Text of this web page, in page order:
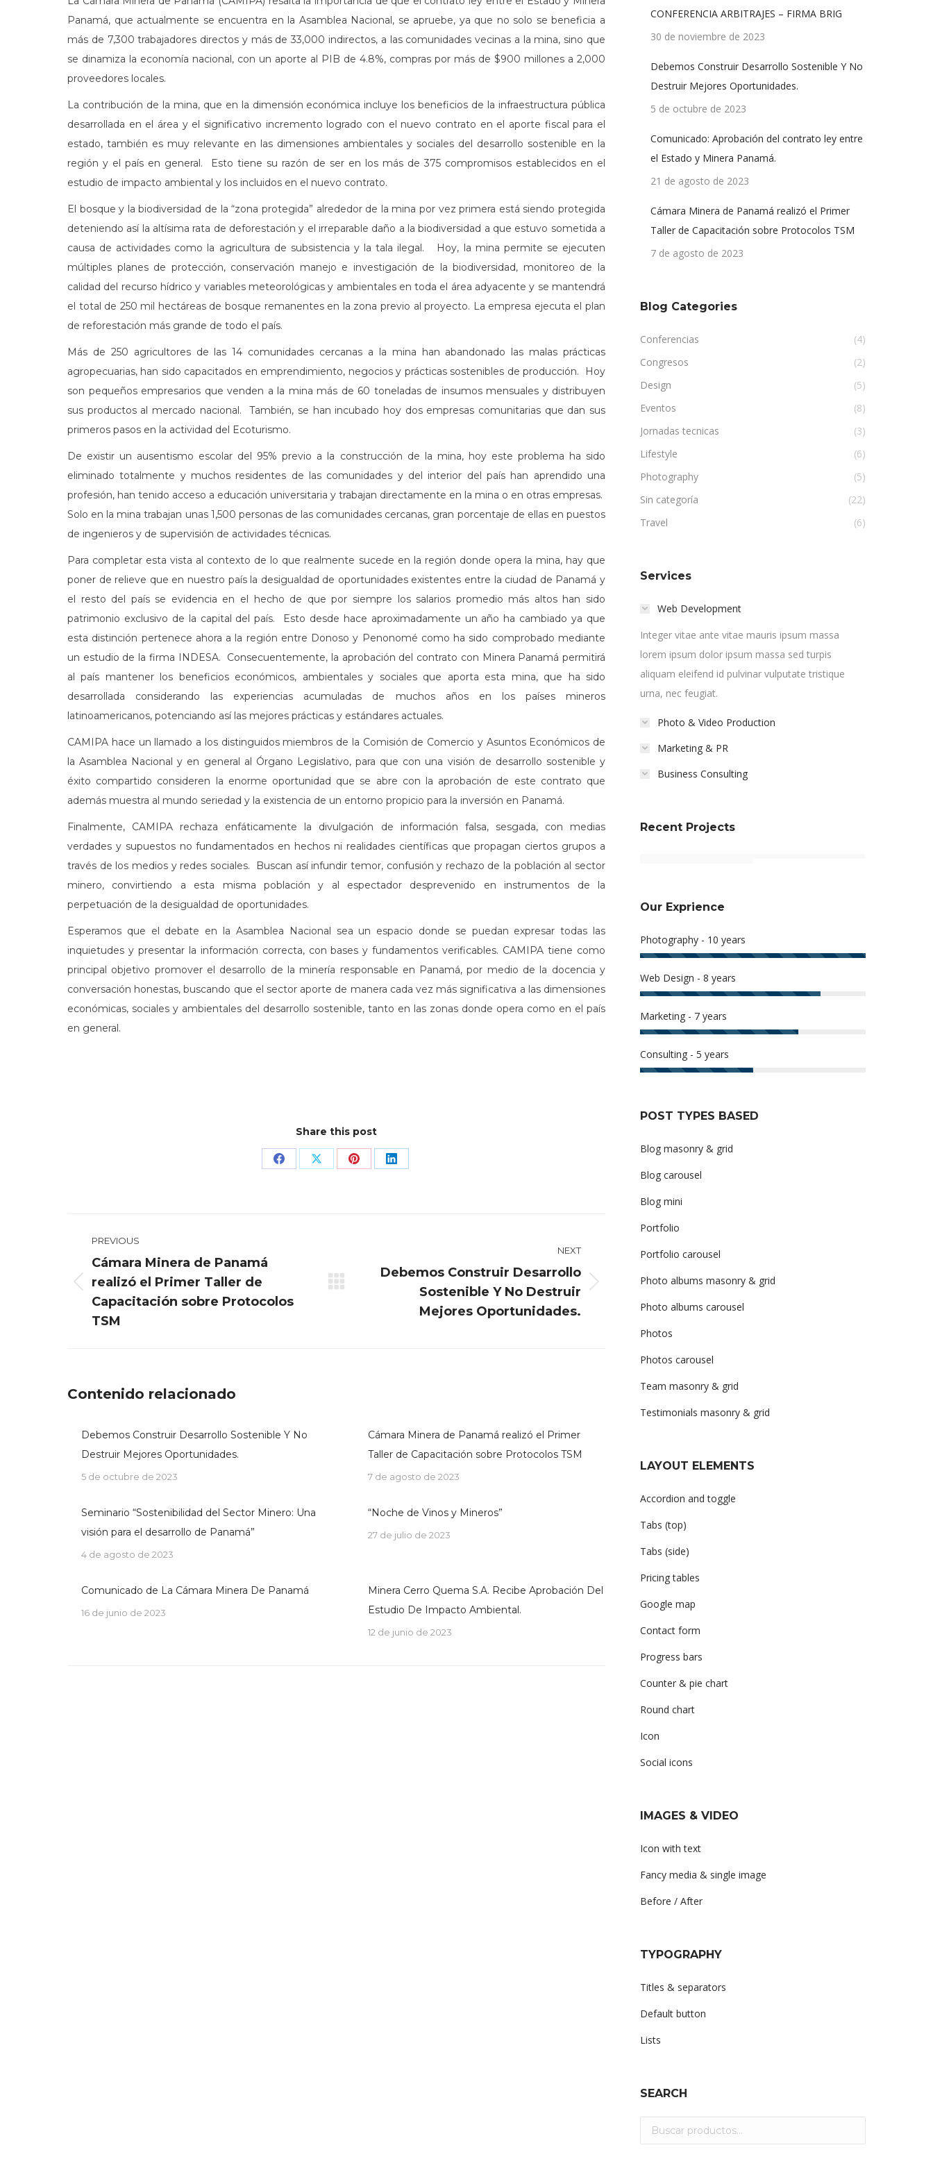
Panamá, que actualmente se encuentra en la Asamblea Nacional, se apruebe, ya que no solo se beneficia a
más de 7,300 trabajadores directos y más de 33,000 indirectos, a las comunidades vecinas a la mina, sino que
se dinamiza la economía nacional, con un aporte al PIB de 4.8%, compras por más de $900 millones a 2,000
proveedores locales.
La contribución de la mina, que en la dimensión económica incluye los beneficios de la infraestructura pública
desarrollada en el área y el significativo incremento logrado con el nuevo contrato en el aporte fiscal para el
estado, también es muy relevante en las dimensiones ambientales y sociales del desarrollo sostenible en la
región y el país en general. Esto tiene su razón de ser en los más de 375 compromisos establecidos en el
estudio de impacto ambiental y los incluidos en el nuevo contrato.
El bosque y la biodiversidad de la “zona protegida” alrededor de la mina por vez primera está siendo protegida
deteniendo así la altísima rata de deforestación y el irreparable daño a la biodiversidad a que estuvo sometida a
causa de actividades como la agricultura de subsistencia y la tala ilegal. Hoy, la mina permite se ejecuten
múltiples planes de protección, conservación manejo e investigación de la biodiversidad, monitoreo de la
calidad del recurso hídrico y variables meteorológicas y ambientales en toda el área adyacente y se mantendrá
el total de 250 mil hectáreas de bosque remanentes en la zona previo al proyecto. La empresa ejecuta el plan
de reforestación más grande de todo el país.
Más de 250 agricultores de las 14 comunidades cercanas a la mina han abandonado las malas prácticas
agropecuarias, han sido capacitados en emprendimiento, negocios y prácticas sostenibles de producción. Hoy
son pequeños empresarios que venden a la mina más de 60 toneladas de insumos mensuales y distribuyen
sus productos al mercado nacional. También, se han incubado hoy dos empresas comunitarias que dan sus
primeros pasos en la actividad del Ecoturismo.
De existir un ausentismo escolar del 95% previo a la construcción de la mina, hoy este problema ha sido
eliminado totalmente y muchos residentes de las comunidades y del interior del país han aprendido una
profesión, han tenido acceso a educación universitaria y trabajan directamente en la mina o en otras empresas.
Solo en la mina trabajan unas 1,500 personas de las comunidades cercanas, gran porcentaje de ellas en puestos
de ingenieros y de supervisión de actividades técnicas.
Para completar esta vista al contexto de lo que realmente sucede en la región donde opera la mina, hay que
poner de relieve que en nuestro país la desigualdad de oportunidades existentes entre la ciudad de Panamá y
el resto del país se evidencia en el hecho de que por siempre los salarios promedio más altos han sido
patrimonio exclusivo de la capital del país. Esto desde hace aproximadamente un año ha cambiado ya que
esta distinción pertenece ahora a la región entre Donoso y Penonomé como ha sido comprobado mediante
un estudio de la firma INDESA. Consecuentemente, la aprobación del contrato con Minera Panamá permitirá
al país mantener los beneficios económicos, ambientales y sociales que aporta esta mina, que ha sido
desarrollada considerando las experiencias acumuladas de muchos años en los países mineros
latinoamericanos, potenciando así las mejores prácticas y estándares actuales.
CAMIPA hace un llamado a los distinguidos miembros de la Comisión de Comercio y Asuntos Económicos de
la Asamblea Nacional y en general al Órgano Legislativo, para que con una visión de desarrollo sostenible y
éxito compartido consideren la enorme oportunidad que se abre con la aprobación de este contrato que
además muestra al mundo seriedad y la existencia de un entorno propicio para la inversión en Panamá.
Finalmente, CAMIPA rechaza enfáticamente la divulgación de información falsa, sesgada, con medias
verdades y supuestos no fundamentados en hechos ni realidades científicas que propagan ciertos grupos a
través de los medios y redes sociales. Buscan así infundir temor, confusión y rechazo de la población al sector
minero, convirtiendo a esta misma población y al espectador desprevenido en instrumentos de la
perpetuación de la desigualdad de oportunidades.
Esperamos que el debate en la Asamblea Nacional sea un espacio donde se puedan expresar todas las
inquietudes y presentar la información correcta, con bases y fundamentos verificables. CAMIPA tiene como
principal objetivo promover el desarrollo de la minería responsable en Panamá, por medio de la docencia y
conversación honestas, buscando que el sector aporte de manera cada vez más significativa a las dimensiones
económicas, sociales y ambientales del desarrollo sostenible, tanto en las zonas donde opera como en el país
en general.
Share this post
Share Share Share Share
navigation
PREVIOUS
Previous
post:
Cámara Minera de Panamá
realizó el Primer Taller de
Capacitación sobre Protocolos
TSM
NEXT
Debemos Construir Desarrollo
Sostenible Y No Destruir
Mejores Oportunidades.
Contenido relacionado
Debemos Construir Desarrollo Sostenible Y No
Destruir Mejores Oportunidades.
5 de octubre de 2023
Cámara Minera de Panamá realizó el Primer
Taller de Capacitación sobre Protocolos TSM
7 de agosto de 2023
Seminario “Sostenibilidad del Sector Minero: Una
visión para el desarrollo de Panamá”
4 de agosto de 2023
“Noche de Vinos y Mineros”
27 de julio de 2023
Comunicado de La Cámara Minera De Panamá
16 de junio de 2023
Minera Cerro Quema S.A. Recibe Aprobación Del
Estudio De Impacto Ambiental.
12 de junio de 2023
CONFERENCIA ARBITRAJES – FIRMA BRIG
30 de noviembre de 2023
Debemos Construir Desarrollo Sostenible Y No
Destruir Mejores Oportunidades.
5 de octubre de 2023
Comunicado: Aprobación del contrato ley entre
el Estado y Minera Panamá.
21 de agosto de 2023
Cámara Minera de Panamá realizó el Primer
Taller de Capacitación sobre Protocolos TSM
7 de agosto de 2023
Blog Categories
Conferencias
(4)
Congresos
(2)
Design
(5)
Eventos
(8)
Jornadas tecnicas
(3)
Lifestyle
(6)
Photography
(5)
Sin categoría
(22)
Travel
(6)
Services
Web Development
Integer vitae ante vitae mauris ipsum massa
lorem ipsum dolor ipsum massa sed turpis
aliquam eleifend id pulvinar vulputate tristique
urna, nec feugiat.
Photo & Video Production
Marketing & PR
Business Consulting
Recent Projects
Our Exprience
Photography - 10 years
Web Design - 8 years
Marketing - 7 years
Consulting - 5 years
POST TYPES BASED
Blog masonry & grid
Blog carousel
Blog mini
Portfolio
Portfolio carousel
Photo albums masonry & grid
Photo albums carousel
Photos
Photos carousel
Team masonry & grid
Testimonials masonry & grid
LAYOUT ELEMENTS
Accordion and toggle
Tabs (top)
Tabs (side)
Pricing tables
Google map
Contact form
Progress bars
Counter & pie chart
Round chart
Icon
Social icons
IMAGES & VIDEO
Icon with text
Fancy media & single image
Before / After
TYPOGRAPHY
Titles & separators
Default button
Lists
SEARCH